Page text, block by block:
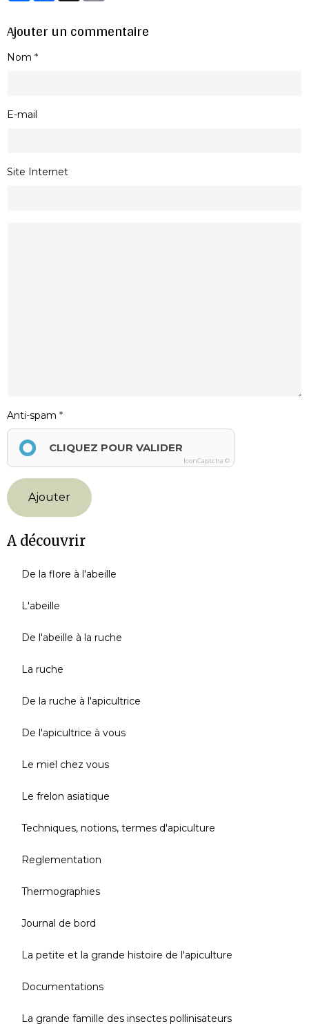
Ajouter un commentaire
Nom
E-mail
Site Internet
Anti-spam
CLIQUEZ POUR VALIDER
IconCaptcha ©
Ajouter
A découvrir
De la flore à l'abeille
L'abeille
De l'abeille à la ruche
La ruche
De la ruche à l'apicultrice
De l'apicultrice à vous
Le miel chez vous
Le frelon asiatique
Techniques, notions, termes d'apiculture
Reglementation
Thermographies
Journal de bord
La petite et la grande histoire de l'apiculture
Documentations
La grande famille des insectes pollinisateurs